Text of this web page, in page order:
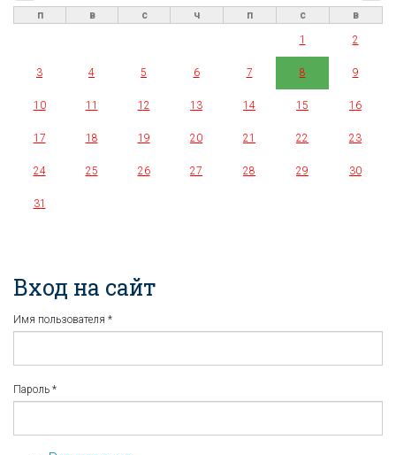
п в с ч п с
в
1
2
3 4 5 6 7 8 9
10 11 12 13 14 15 16
17 18 19 20 21 22 23
24 25 26 27 28 29 30
31
Вход на сайт
Имя пользователя *
Пароль *